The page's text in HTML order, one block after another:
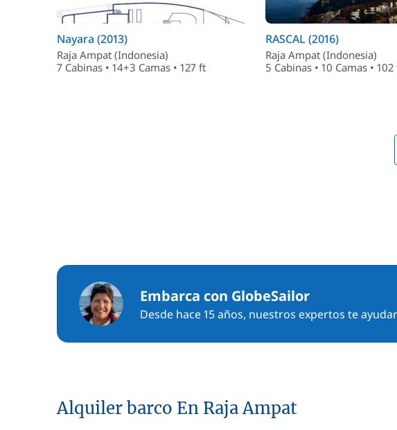
Nayara (2013)
Raja Ampat (Indonesia)
7 Cabinas • 14+3 Camas • 127 ft
RASCAL (2016)
Raja Ampat (Indonesia)
5 Cabinas • 10 Camas •
Embarca con GlobeSailor
Desde hace 15 años, nuestros expertos te
Alquiler barco En Raja Ampat